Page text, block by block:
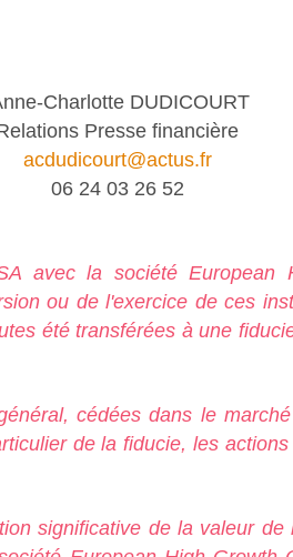
Charlotte DUDICOURT
Presse financière
acdudicourt@actus.fr
06 24 03 26 52
avec la société European
ou de l'exercice de ces
été transférées à une
cédées dans le
de la fiducie, les
significative de la valeur de